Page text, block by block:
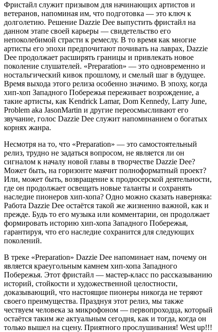
Фристайл служит призывом для начинающих артистов и
ветеранов, напоминая им, что подготовка — это ключ к
долголетию. Решение Dazzie Dee выпустить фристайл на
данном этапе своей карьеры — свидетельство его
непоколебимой страсти к ремеслу. В то время как многие
артисты его эпохи предпочитают почивать на лаврах, Dazzie
Dee продолжает расширять границы и привлекать новое
поколение слушателей. «Preparation» — это одновременно и
ностальгический кивок прошлому, и смелый шаг в будущее.
Время выхода этого релиза особенно значимо. В эпоху, когда
хип-хоп Западного Побережья переживает возрождение, а
такие артисты, как Kendrick Lamar, Dom Kennedy, Larry June,
Problem aka JasonMartin и другие переосмысливают его
звучание, голос Dazzie Dee служит напоминанием о богатых
корнях жанра.
Несмотря на то, что «Preparation» — это самостоятельный
релиз, трудно не задаться вопросом, не является ли он
сигналом к началу новой главы в творчестве Dazzie Dee?
Может быть, на горизонте маячит полноформатный проект?
Или, может быть, возвращение к продюсерской деятельности,
где он продолжает освещать новые таланты и сохранять
наследие пионеров хип-хопа? Одно можно сказать наверняка:
Работа Dazzie Dee остаётся такой же жизненно важной, как и
прежде. Будь то его музыка или комментарии, он продолжает
формировать историю хип-хопа Западного Побережья,
гарантируя, что его наследие сохранится для следующих
поколений.
В треке «Preparation» Dazzie Dee напоминает нам, почему он
является краеугольным камнем хип-хопа Западного
Побережья. Этот фристайл — мастер-класс по рассказыванию
историй, стойкости и художественной целостности,
доказывающий, что настоящие пионеры никогда не теряют
своего преимущества. Празднуя этот релиз, мы также
чествуем человека за микрофоном — первопроходца, который
остаётся таким же актуальным сегодня, как и тогда, когда он
только вышел на сцену. Приятного прослушивания! West up!!!